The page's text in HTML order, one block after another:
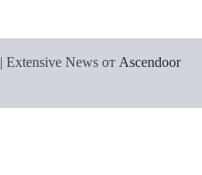
| Extensive News от Ascendoor